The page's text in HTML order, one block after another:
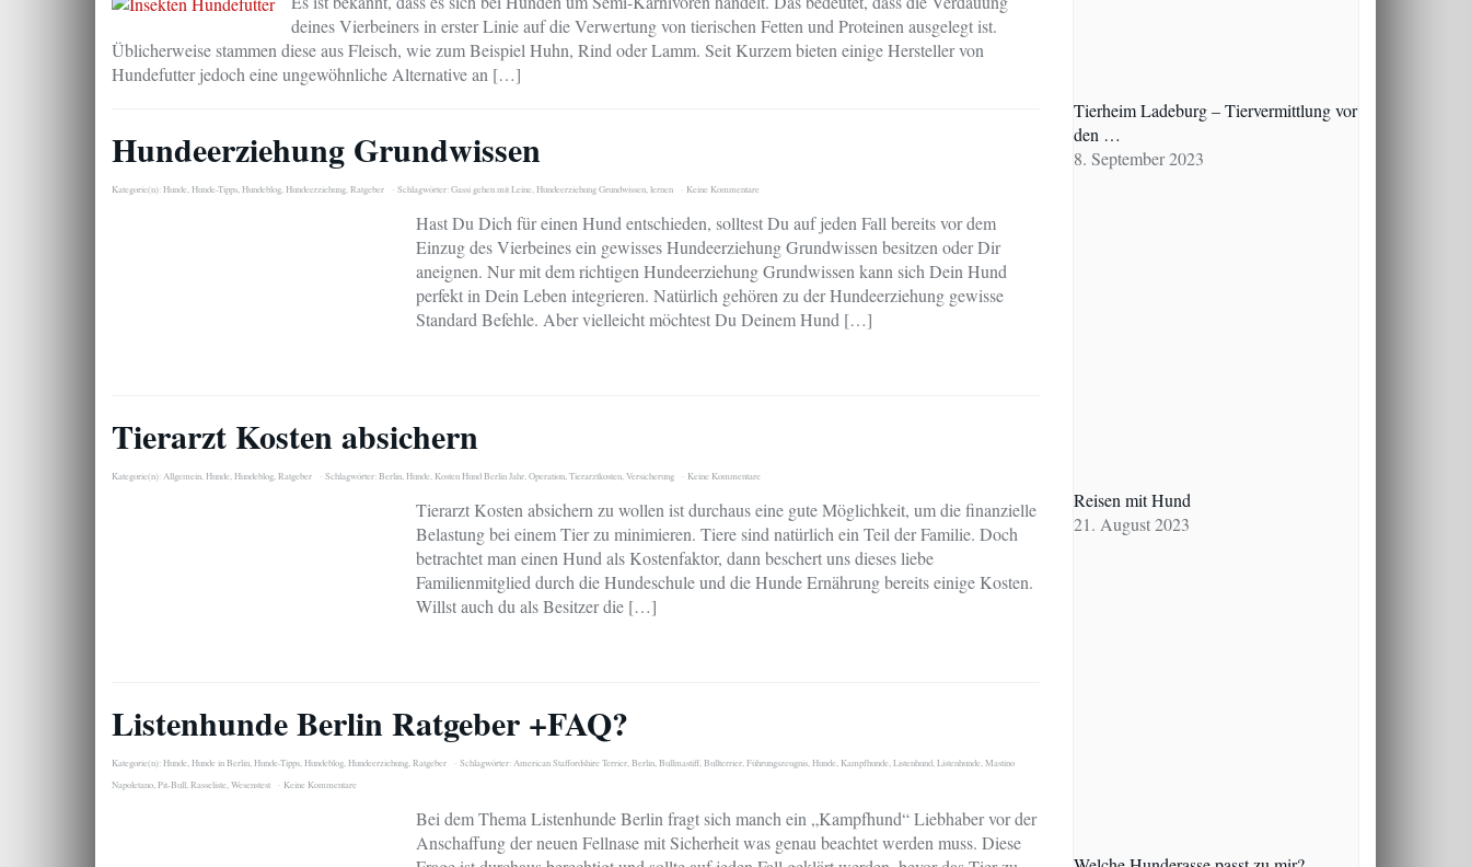
deines Vierbeiners in erster Linie auf die Verwertung von tierischen Fetten und Proteinen ausgelegt ist.
Üblicherweise stammen diese aus Fleisch, wie zum Beispiel Huhn, Rind oder Lamm. Seit Kurzem bieten einige Hersteller von
Hundefutter jedoch eine ungewöhnliche Alternative an […]
Hundeerziehung Grundwissen
Kategorie(n):Hunde Hunde-Tipps Hundeblog Hundeerziehung Ratgeber Schlagwörter:Gassi gehen mit Leine Hundeerziehung Grundwissen lernen Keine Kommentare
Hast Du Dich für einen Hund entschieden, solltest Du auf jeden Fall bereits vor dem
Einzug des Vierbeines ein gewisses Hundeerziehung Grundwissen besitzen oder Dir
aneignen. Nur mit dem richtigen Hundeerziehung Grundwissen kann sich Dein Hund
perfekt in Dein Leben integrieren. Natürlich gehören zu der Hundeerziehung gewisse
Standard Befehle. Aber vielleicht möchtest Du Deinem Hund […]
Tierarzt Kosten absichern
Kategorie(n): Allgemein Hunde Hundeblog Ratgeber Schlagwörter:Berlin Hunde Kosten Hund Berlin Jahr Operation Tierarztkosten Versicherung Keine Kommentare
Tierarzt Kosten absichern zu wollen ist durchaus eine gute Möglichkeit, um die finanzielle
Belastung bei einem Tier zu minimieren. Tiere sind natürlich ein Teil der Familie. Doch
betrachtet man einen Hund als Kostenfaktor, dann beschert uns dieses liebe
Familienmitglied durch die Hundeschule und die Hunde Ernährung bereits einige Kosten.
Willst auch du als Besitzer die […]
Listenhunde Berlin Ratgeber +FAQ?
Kategorie(n):Hunde Hunde in Berlin Hunde-Tipps Hundeblog Hundeerziehung Ratgeber Schlagwörter: American Staffordshire Terrier Berlin Bullmastiff, Bullterrier Führungszeugnis Hunde Kampfhunde Listenhund Listenhunde Mastino
Napoletano Pit-Bull Rasseliste Wesenstest Keine Kommentare
Bei dem Thema Listenhunde Berlin fragt sich manch ein „Kampfhund“ Liebhaber vor der
Anschaffung der neuen Fellnase mit Sicherheit was genau beachtet werden muss. Diese
Tierheim Ladeburg – Tiervermittlung vor
den …
8. September 2023
Reisen mit Hund
21. August 2023